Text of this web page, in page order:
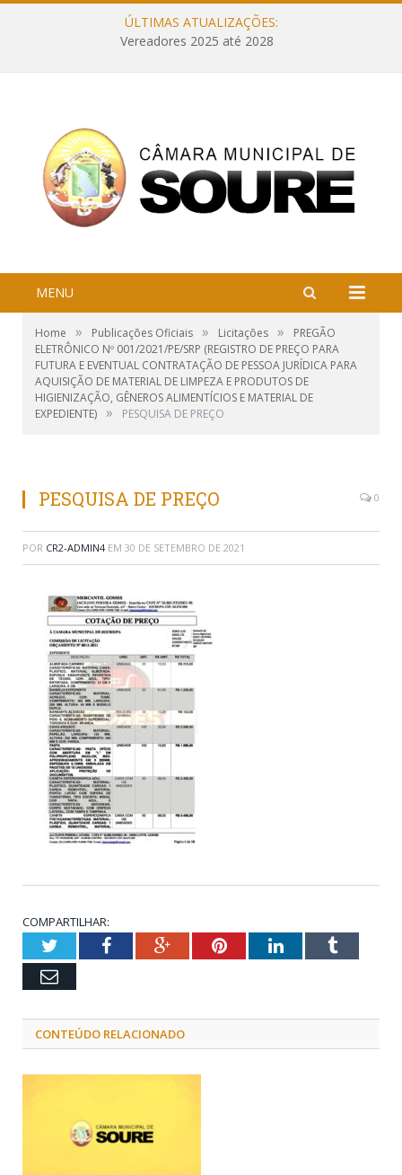
ÚLTIMAS ATUALIZAÇÕES:
Vereadores 2025 até 2028
MENU
Home » Publicações Oficiais » Licitações »
PREGÃO
ELETRÔNICO Nº 001/2021/PE/SRP (REGISTRO DE PREÇO PARA
FUTURA E EVENTUAL CONTRATAÇÃO DE PESSOA JURÍDICA PARA
AQUISIÇÃO DE MATERIAL DE LIMPEZA E PRODUTOS DE
HIGIENIZAÇÃO, GÊNEROS ALIMENTÍCIOS E MATERIAL DE
EXPEDIENTE) » PESQUISA DE PREÇO
PESQUISA DE PREÇO 0
POR CR2-ADMIN4 EM 30 DE SETEMBRO DE 2021
COMPARTILHAR:
TwitterFacebookGoogle+PinterestLinkedInTumblr
Email
CONTEÚDO RELACIONADO